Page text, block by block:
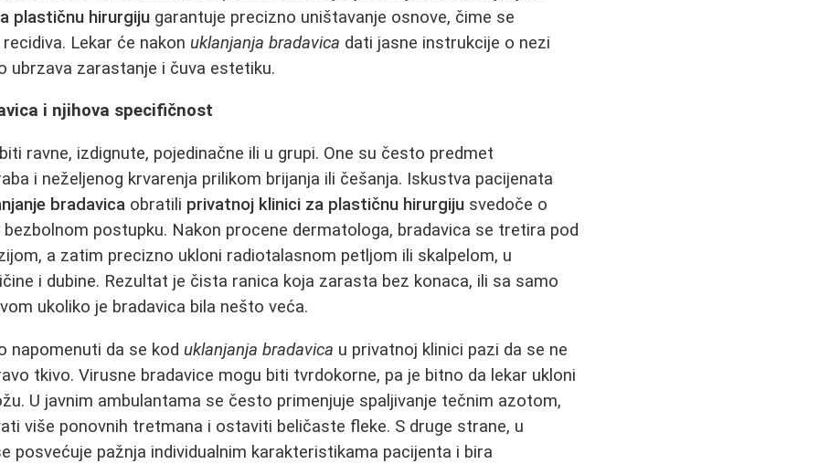
plastičnu hirurgiju garantuje precizno uništavanje osnove, čime se
Lekar će nakon uklanjanja bradavica dati jasne instrukcije o nezi
ubrzava zarastanje i čuva estetiku.
i njihova specifičnost
ravne, izdignute, pojedinačne ili u grupi. One su često predmet
i neželjenog krvarenja prilikom brijanja ili češanja. Iskustva pacijenata
bradavica obratili privatnoj klinici za plastičnu hirurgiju svedoče o
postupku. Nakon procene dermatologa, bradavica se tretira pod
a zatim precizno ukloni radiotalasnom petljom ili skalpelom, u
i dubine. Rezultat je čista ranica koja zarasta bez konaca, ili sa samo
ukoliko je bradavica bila nešto veća.
napomenuti da se kod uklanjanja bradavica u privatnoj klinici pazi da se ne
tkivo. Virusne bradavice mogu biti tvrdokorne, pa je bitno da lekar ukloni
U javnim ambulantama se često primenjuje spaljivanje tečnim azotom,
više ponovnih tretmana i ostaviti beličaste fleke. S druge strane, u
posvećuje pažnja individualnim karakteristikama pacijenta i bira